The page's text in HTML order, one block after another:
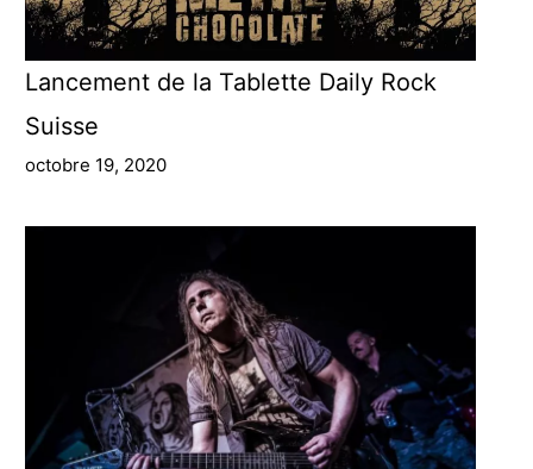
Lancement de la Tablette Daily Rock
Suisse
octobre 19, 2020